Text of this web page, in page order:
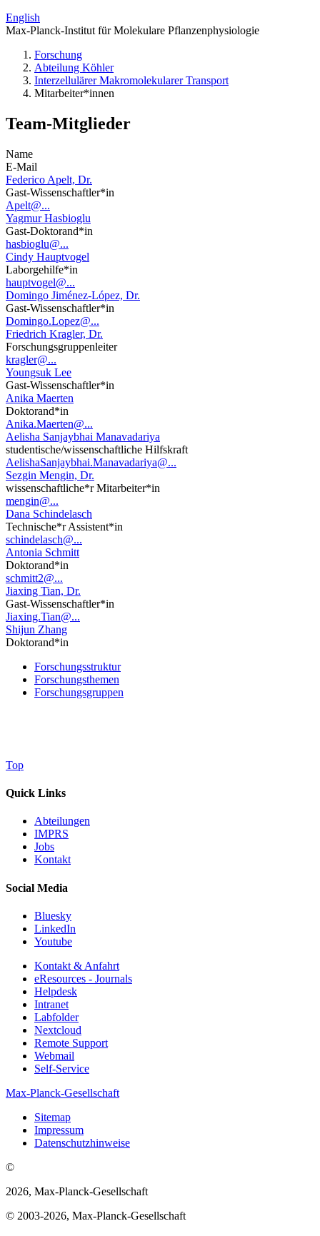
English
Max-Planck-Institut für Molekulare Pflanzenphysiologie
Forschung
Abteilung Köhler
Interzellulärer Makromolekularer Transport
Mitarbeiter*innen
Team-Mitglieder
Name
E-Mail
Federico Apelt, Dr.
Gast-Wissenschaftler*in
Apelt@...
Yagmur Hasbioglu
Gast-Doktorand*in
hasbioglu@...
Cindy Hauptvogel
Laborgehilfe*in
hauptvogel@...
Domingo Jiménez-López, Dr.
Gast-Wissenschaftler*in
Domingo.Lopez@...
Friedrich Kragler, Dr.
Forschungsgruppenleiter
kragler@...
Youngsuk Lee
Gast-Wissenschaftler*in
Anika Maerten
Doktorand*in
Anika.Maerten@...
Aelisha Sanjaybhai Manavadariya
studentische/wissenschaftliche Hilfskraft
AelishaSanjaybhai.Manavadariya@...
Sezgin Mengin, Dr.
wissenschaftliche*r Mitarbeiter*in
mengin@...
Dana Schindelasch
Technische*r Assistent*in
schindelasch@...
Antonia Schmitt
Doktorand*in
schmitt2@...
Jiaxing Tian, Dr.
Gast-Wissenschaftler*in
Jiaxing.Tian@...
Shijun Zhang
Doktorand*in
Forschungsstruktur
Forschungsthemen
Forschungsgruppen
Top
Quick Links
Abteilungen
IMPRS
Jobs
Kontakt
Social Media
Bluesky
LinkedIn
Youtube
Kontakt & Anfahrt
eResources - Journals
Helpdesk
Intranet
Labfolder
Nextcloud
Remote Support
Webmail
Self-Service
Max-Planck-Gesellschaft
Sitemap
Impressum
Datenschutzhinweise
©
2026, Max-Planck-Gesellschaft
© 2003-2026, Max-Planck-Gesellschaft